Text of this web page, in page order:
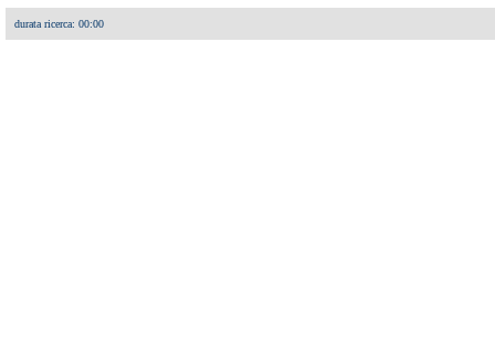
durata ricerca: 00:00